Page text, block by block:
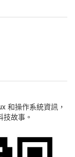
和操作系統資訊，
故事。